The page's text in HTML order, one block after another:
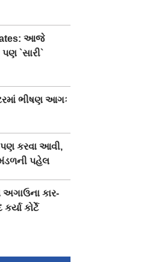
આજે
પણ `સારી`
ભીષણ આગઃ
કરવા આવી,
મંડળની પહેલ
અગાઉના કાર-
કોર્ટે